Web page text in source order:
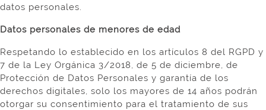
datos personales.
Datos personales de menores de edad
Respetando lo establecido en los artículos 8 del RGPD y
7 de la Ley Orgánica 3/2018, de 5 de diciembre, de
Protección de Datos Personales y garantía de los
derechos digitales, solo los mayores de 14 años podrán
otorgar su consentimiento para el tratamiento de sus